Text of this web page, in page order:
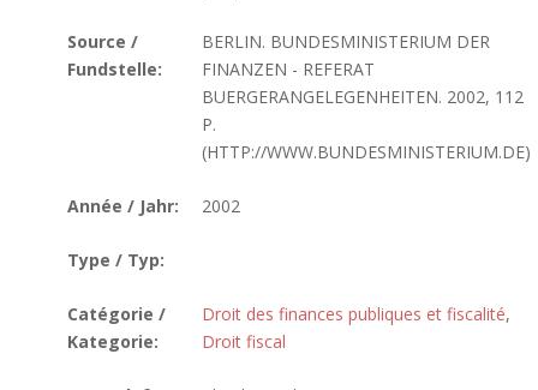
Source /
Fundstelle:
BERLIN. BUNDESMINISTERIUM DER
FINANZEN - REFERAT
BUERGERANGELEGENHEITEN. 2002, 112
P.
(HTTP://WWW.BUNDESMINISTERIUM.DE)
Année / Jahr: 2002
Type / Typ:
Catégorie /
Kategorie:
Droit des finances publiques et fiscalité,
Droit fiscal